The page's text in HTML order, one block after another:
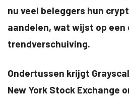
nu veel beleggers hun
aandelen, wat wijst op een
trendverschuiving.
Ondertussen krijgt
New York Stock Exchange